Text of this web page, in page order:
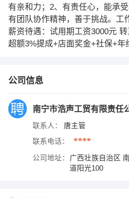
有亲和力；2、有责任心，能承
有团队协作精神，善于挑战。工
薪资待遇：试用期工资3000元 转
超额3%提成+店面奖金+社保+年
公司信息
南宁市浩声工贸有限责任
联系人： 唐主管
联系电话： ****
公司地址：
广西壮族自治区
道阳光100